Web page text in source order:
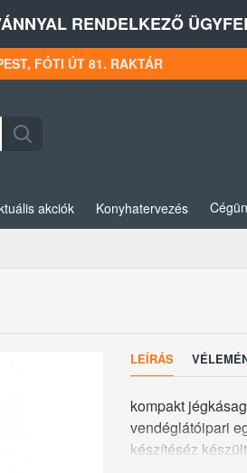
RENDELKEZŐ
FÓTI ÚT 81. RAKTÁR
akciók Konyhatervezés
LEÍRÁS
kompakt
vendéglátóipari
készítéséz